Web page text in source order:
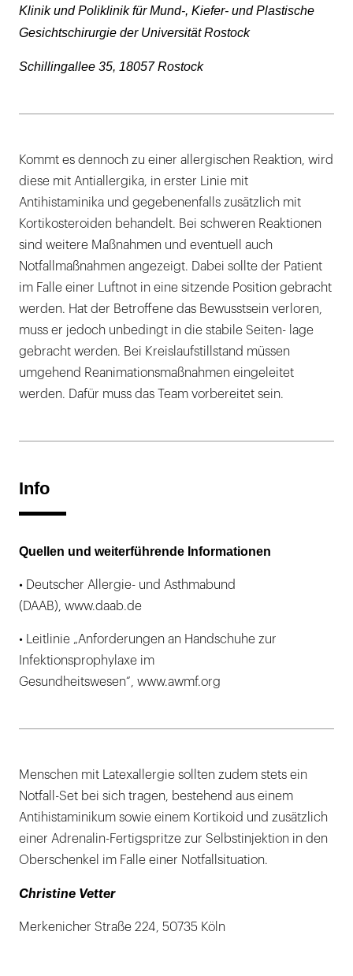
Klinik und Poliklinik für Mund-, Kiefer- und Plastische
Gesichtschirurgie der Universität Rostock
Schillingallee 35, 18057 Rostock
Kommt es dennoch zu einer allergischen Reaktion, wird
diese mit Antiallergika, in erster Linie mit
Antihistaminika und gegebenenfalls zusätzlich mit
Kortikosteroiden behandelt. Bei schweren Reaktionen
sind weitere Maßnahmen und eventuell auch
Notfallmaßnahmen angezeigt. Dabei sollte der Patient
im Falle einer Luftnot in eine sitzende Position gebracht
werden. Hat der Betroffene das Bewusstsein verloren,
muss er jedoch unbedingt in die stabile Seiten- lage
gebracht werden. Bei Kreislaufstillstand müssen
umgehend Reanimationsmaßnahmen eingeleitet
werden. Dafür muss das Team vorbereitet sein.
Info
Quellen und weiterführende Informationen
• Deutscher Allergie- und Asthmabund
(DAAB), www.daab.de
• Leitlinie „Anforderungen an Handschuhe zur
Infektionsprophylaxe im
Gesundheitswesen“, www.awmf.org
Menschen mit Latexallergie sollten zudem stets ein
Notfall-Set bei sich tragen, bestehend aus einem
Antihistaminikum sowie einem Kortikoid und zusätzlich
einer Adrenalin-Fertigspritze zur Selbstinjektion in den
Oberschenkel im Falle einer Notfallsituation.
Christine Vetter
Merkenicher Straße 224, 50735 Köln